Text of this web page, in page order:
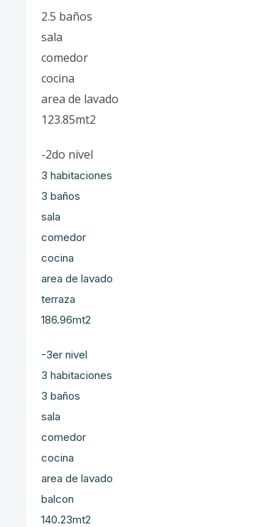
2.5 baños
sala
comedor
cocina
area de lavado
123.85mt2
-2do nivel
3 habitaciones
3 baños
sala
comedor
cocina
area de lavado
terraza
186.96mt2
-3er nivel
3 habitaciones
3 baños
sala
comedor
cocina
area de lavado
balcon
140.23mt2